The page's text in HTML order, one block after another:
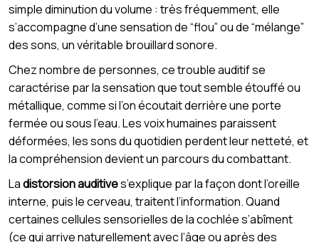
simple diminution du volume : très fréquemment, elle
s’accompagne d’une sensation de “flou” ou de “mélange”
des sons, un véritable brouillard sonore.
Chez nombre de personnes, ce trouble auditif se
caractérise par la sensation que tout semble étouffé ou
métallique, comme si l’on écoutait derrière une porte
fermée ou sous l’eau. Les voix humaines paraissent
déformées, les sons du quotidien perdent leur netteté, et
la compréhension devient un parcours du combattant.
Ladistorsion auditives’explique par la façon dont l’oreille
interne, puis le cerveau, traitent l’information. Quand
certaines cellules sensorielles de la cochlée s’abîment
(ce qui arrive naturellement avec l’âge ou après des